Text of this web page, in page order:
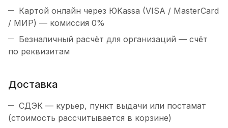
Картой онлайн через ЮKassa (VISA / MasterCard
/ МИР) — комиссия 0%
Безналичный расчёт для организаций — счёт
по реквизитам
Доставка
СДЭК — курьер, пункт выдачи или постамат
(стоимость рассчитывается в корзине)